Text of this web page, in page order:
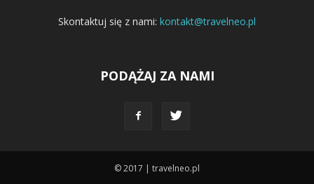
Skontaktuj się z nami: kontakt@travelneo.pl
PODĄŻAJ ZA NAMI
© 2017 | travelneo.pl